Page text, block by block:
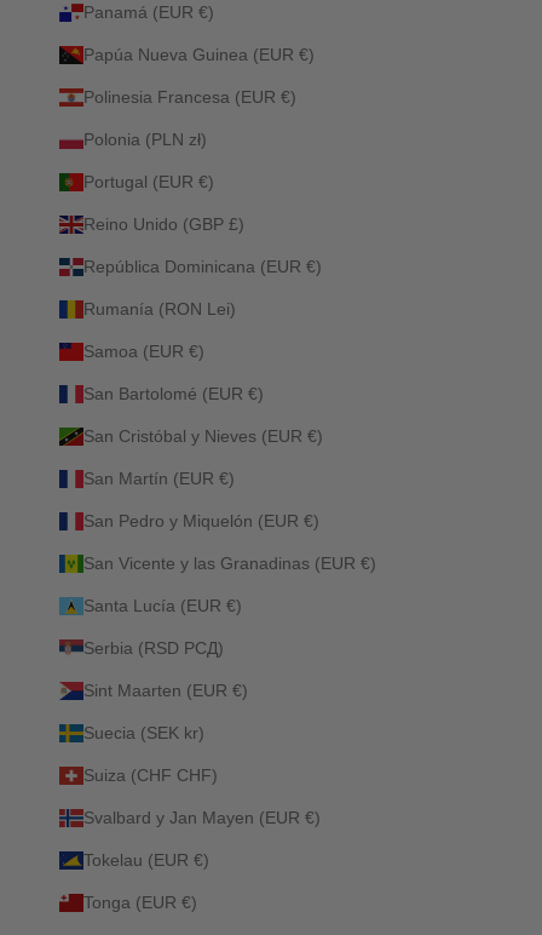
Panamá (EUR €)
Papúa Nueva Guinea (EUR €)
Polinesia Francesa (EUR €)
Polonia (PLN zł)
Portugal (EUR €)
Reino Unido (GBP £)
República Dominicana (EUR €)
Rumanía (RON Lei)
Samoa (EUR €)
San Bartolomé (EUR €)
San Cristóbal y Nieves (EUR €)
San Martín (EUR €)
San Pedro y Miquelón (EUR €)
San Vicente y las Granadinas (EUR €)
Santa Lucía (EUR €)
Serbia (RSD РСД)
Sint Maarten (EUR €)
Suecia (SEK kr)
Suiza (CHF CHF)
Svalbard y Jan Mayen (EUR €)
Tokelau (EUR €)
Tonga (EUR €)